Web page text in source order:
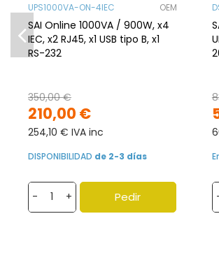
UPS1000VA-ON-4IEC OEM
SAI Online 1000VA / 900W, x4
IEC, x2 RJ45, x1 USB tipo B, x1
RS-232
210,00 €
350,00 €
254,10 € IVA inc
DISPONIBILIDAD de 2-3 días
- + Pedir